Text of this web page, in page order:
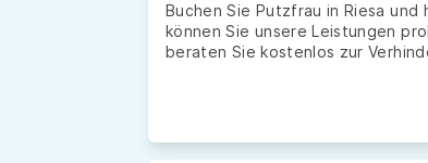
Buchen Sie Putzfrau in Riesa
können Sie unsere Leistungen
beraten Sie kostenlos zur